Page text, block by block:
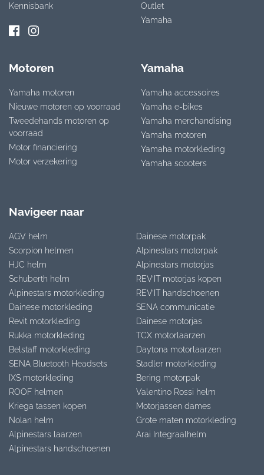
Kennisbank
Outlet
Yamaha
Motoren
Yamaha motoren
Nieuwe motoren op voorraad
Tweedehands motoren op
voorraad
Motor financiering
Motor verzekering
Yamaha
Yamaha accessoires
Yamaha e-bikes
Yamaha merchandising
Yamaha motoren
Yamaha motorkleding
Yamaha scooters
Navigeer naar
AGV helm
Scorpion helmen
HJC helm
Schuberth helm
Alpinestars motorkleding
Dainese motorkleding
Revit motorkleding
Rukka motorkleding
Belstaff motorkleding
SENA Bluetooth Headsets
IXS motorkleding
ROOF helmen
Kriega tassen kopen
Nolan helm
Alpinestars laarzen
Alpinestars handschoenen
Dainese motorpak
Alpinestars motorpak
Alpinestars motorjas
REV’IT motorjas kopen
REV’IT handschoenen
SENA communicatie
Dainese motorjas
TCX motorlaarzen
Daytona motorlaarzen
Stadler motorkleding
Bering motorpak
Valentino Rossi helm
Motorjassen dames
Grote maten motorkleding
Arai Integraalhelm